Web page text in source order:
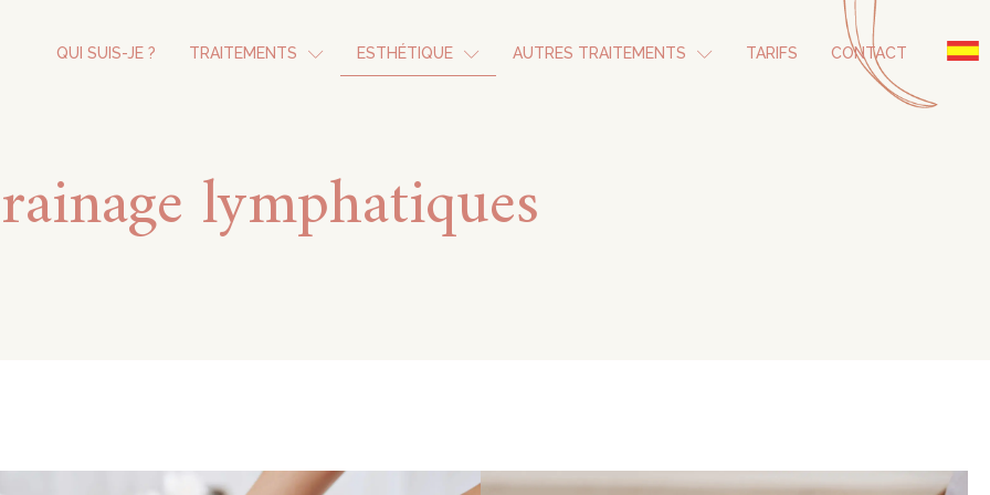
QUI SUIS-JE ? TRAITEMENTS ESTHÉTIQUE AUTRES TRAITEMENTS TARIFS CONTACT
lymphatiques